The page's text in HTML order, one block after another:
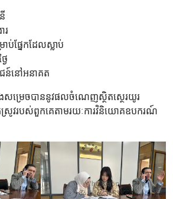
រ
ផ្នែកដែលស្លាប់
ជន៍នៅអនាគត
រេចបាននូវផលចំណេញស្ថិតស្ថេរយូរ
រស្រូវរបស់ពួកគេតាមរយៈការវិនិយោគឧបករណ៍